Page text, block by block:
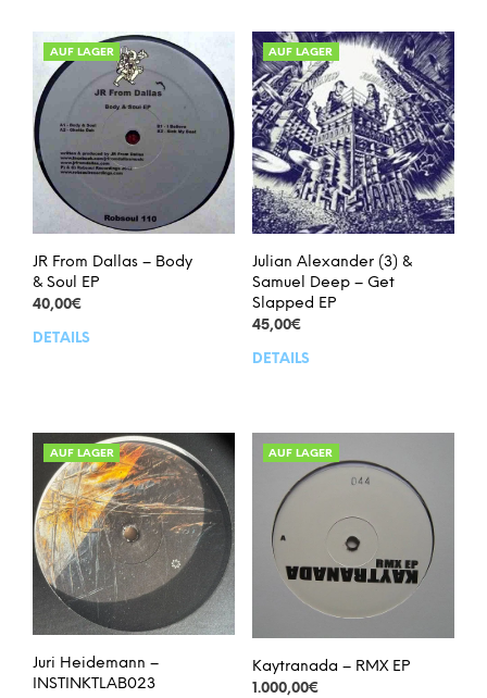
AUF LAGER
JR From Dallas – Body
& Soul EP
40,00€
DETAILS
AUF LAGER
Julian Alexander (3) &
Samuel Deep – Get
Slapped EP
45,00€
DETAILS
AUF LAGER
Juri Heidemann –
INSTINKTLAB023
AUF LAGER
Kaytranada – RMX EP
1.000,00€